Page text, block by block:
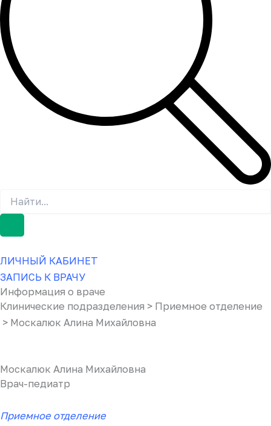
ЛИЧНЫЙ КАБИНЕТ
ЗАПИСЬ К ВРАЧУ
Информация о враче
Клинические подразделения > Приемное отделение
> Москалюк Алина Михайловна
Москалюк Алина Михайловна
Врач-педиатр
Приемное отделение